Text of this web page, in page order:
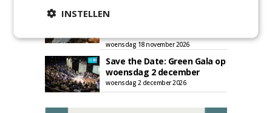
Nationale Grasdag strijkt
woensdag 18 november 2026
Save the Date: Green Gala op
woensdag 2 december
woensdag 2 december 2026
INSTELLEN